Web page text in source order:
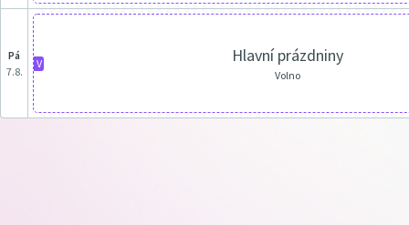
pá
7.8.
V Hlavní prázdniny
Volno